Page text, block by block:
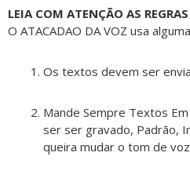
LEIA COM ATENÇÃO AS REGRAS
O ATACADAO DA VOZ usa
Os textos devem ser
Mande Sempre Textos
ser ser gravado, Padrão,
queira mudar o tom de